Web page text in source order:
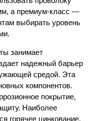
а премиум-класс —
выбирать уровень
занимает
надежный барьер
средой. Эта
компонентов.
покрытие,
Наиболее
горячее цинкование,